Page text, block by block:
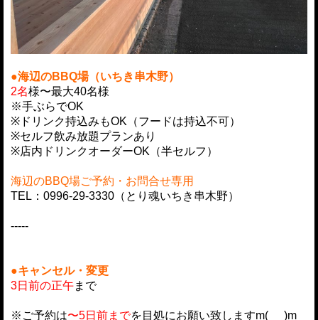
●海辺のBBQ場（いちき串木野）
2名様〜最大40名様
※手ぶらでOK
※ドリンク持込みもOK（フードは持込不可）
※セルフ飲み放題プランあり
※店内ドリンクオーダーOK（半セルフ）
海辺のBBQ場ご予約・お問合せ専用
TEL：0996-29-3330（とり魂いちき串木野）
-----
●キャンセル・変更
3日前の正午まで
※ご予約は〜5日前までを目処にお願い致しますm(_ _)m